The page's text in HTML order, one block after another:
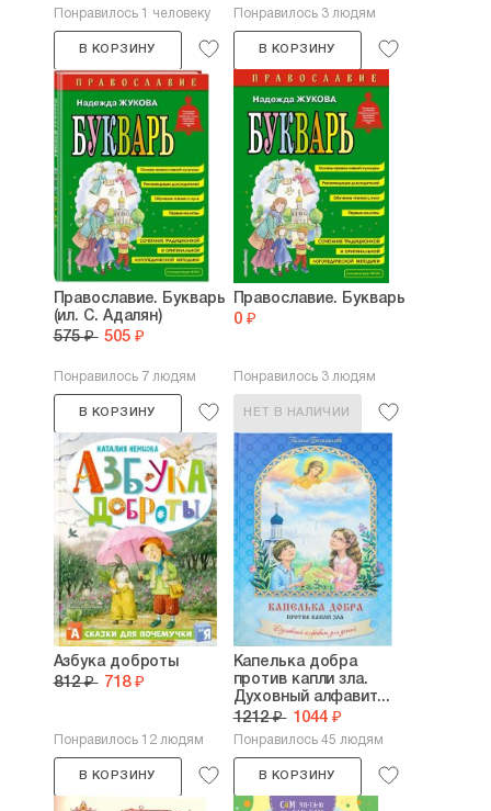
Понравилось 1 человеку
В КОРЗИНУ
Понравилось 3 людям
В КОРЗИНУ
Православие. Букварь
(ил. С. Адалян)
575 ₽ 505 ₽
Понравилось 7 людям
В КОРЗИНУ
Православие. Букварь
0 ₽
Понравилось 3 людям
НЕТ В НАЛИЧИИ
Азбука доброты
812 ₽ 718 ₽
Понравилось 12 людям
В КОРЗИНУ
Капелька добра
против капли зла.
Духовный алфавит...
1212 ₽ 1044 ₽
Понравилось 45 людям
В КОРЗИНУ